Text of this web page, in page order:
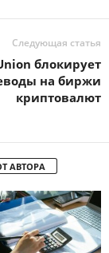
Следующая статья
блокирует
на биржи
криптовалют
АВТОРА